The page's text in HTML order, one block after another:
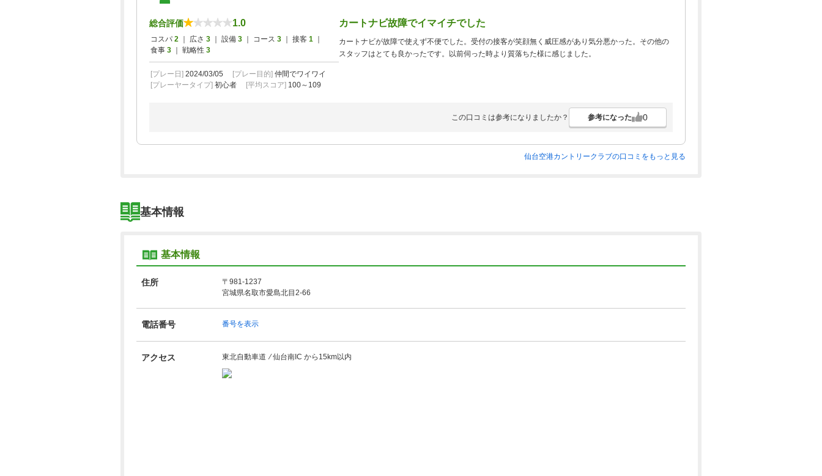
総合評価 1.0
コスパ 2 ｜ 広さ 3 ｜ 設備 3 ｜ コース 3 ｜ 接客 1
食事 3 ｜ 戦略性 3
[プレー日] 2024/03/05 [プレー目的] 仲間でワイワイ
[プレーヤータイプ] 初心者 [平均スコア] 100～109
カートナビ故障でイマイチでした
カートナビが故障で使えず不便でした。受付の接客が笑顔無く威圧感があり気分悪かった。その他の
スタッフはとても良かったです。以前伺った時より質落ちた様に感じました。
この口コミは参考になりましたか？ 参考になった 0
仙台空港カントリークラブの口コミをもっと見る
基本情報
基本情報
住所
〒981-1237
宮城県名取市愛島北目2-66
電話番号 番号を表示
アクセス 東北自動車道 ⁄ 仙台南IC から15km以内